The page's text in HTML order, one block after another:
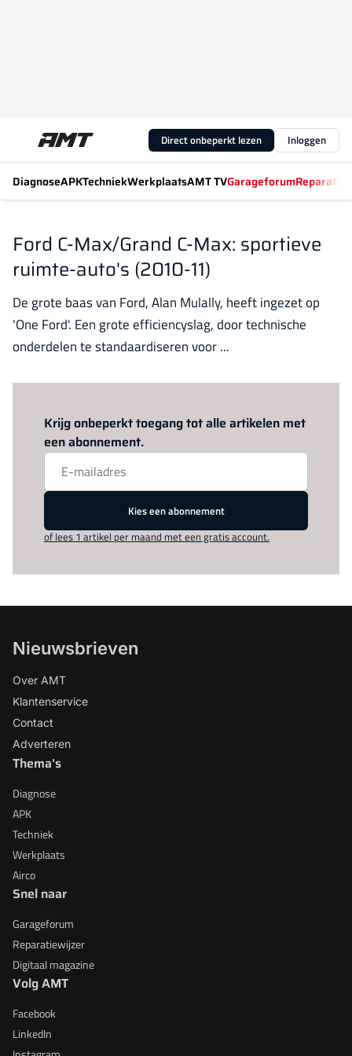
Direct onbeperkt lezen Inloggen
DiagnoseAPKTechniekWerkplaatsAMT TVGarageforum
Ford C-Max/Grand C-Max: sportieve
ruimte-auto's (2010-11)
De grote baas van Ford, Alan Mulally, heeft ingezet op
'One Ford'. Een grote efficiencyslag, door technische
onderdelen te standaardiseren voor ...
Krijg onbeperkt toegang tot alle artikelen met
een abonnement.
Kies een abonnement
of lees 1 artikel per maand met een gratis account.
Nieuwsbrieven
Over AMT
Klantenservice
Contact
Adverteren
Thema's
Diagnose
APK
Techniek
Werkplaats
Airco
Snel naar
Garageforum
Reparatiewijzer
Digitaal magazine
Volg AMT
Facebook
LinkedIn